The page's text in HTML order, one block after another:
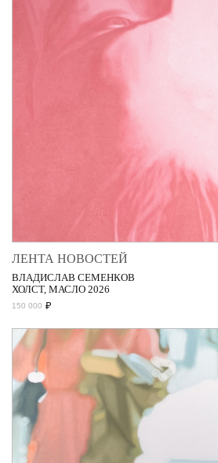
ЛЕНТА НОВОСТЕЙ
ВЛАДИСЛАВ СЕМЕНКОВ
ХОЛСТ, МАСЛО 2026
150 000 ₽